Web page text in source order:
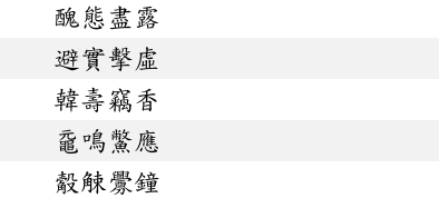
醜態盡露
避實擊虛
韓壽竊香
黿鳴鱉應
觳觫釁鐘